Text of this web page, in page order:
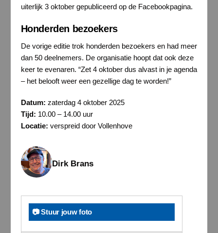
uiterlijk 3 oktober gepubliceerd op de Facebookpagina.
Honderden bezoekers
De vorige editie trok honderden bezoekers en had meer
dan 50 deelnemers. De organisatie hoopt dat ook deze
keer te evenaren. “Zet 4 oktober dus alvast in je agenda
– het belooft weer een gezellige dag te worden!”
Datum: zaterdag 4 oktober 2025
Tijd: 10.00 – 14.00 uur
Locatie: verspreid door Vollenhove
Dirk Brans
📷 Stuur jouw foto